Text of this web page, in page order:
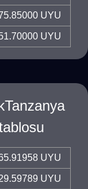
UYU
UYU
UYU
UYU